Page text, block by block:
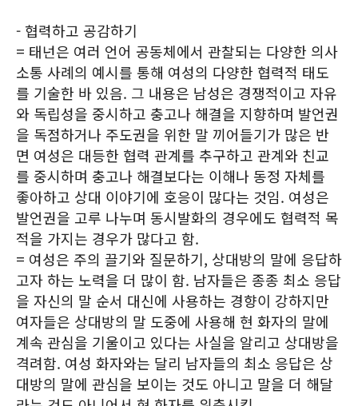
- 협력하고 공감하기
= 태넌은 여러 언어 공동체에서 관찰되는 다양한 의사
소통 사례의 예시를 통해 여성의 다양한 협력적 태도
를 기술한 바 있음. 그 내용은 남성은 경쟁적이고 자유
와 독립성을 중시하고 충고나 해결을 지향하며 발언권
을 독점하거나 주도권을 위한 말 끼어들기가 많은 반
면 여성은 대등한 협력 관계를 추구하고 관계와 친교
를 중시하며 충고나 해결보다는 이해나 동정 자체를
좋아하고 상대 이야기에 호응이 많다는 것임. 여성은
발언권을 고루 나누며 동시발화의 경우에도 협력적 목
적을 가지는 경우가 많다고 함.
= 여성은 주의 끌기와 질문하기, 상대방의 말에 응답하
고자 하는 노력을 더 많이 함. 남자들은 종종 최소 응답
을 자신의 말 순서 대신에 사용하는 경향이 강하지만
여자들은 상대방의 말 도중에 사용해 현 화자의 말에
계속 관심을 기울이고 있다는 사실을 알리고 상대방을
격려함. 여성 화자와는 달리 남자들의 최소 응답은 상
대방의 말에 관심을 보이는 것도 아니고 말을 더 해달